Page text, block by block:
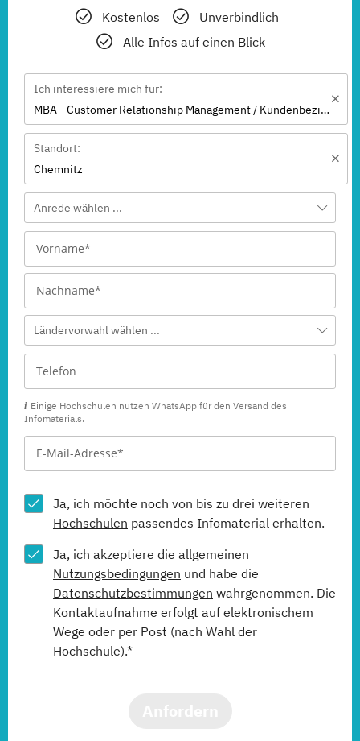
Kostenlos
Unverbindlich
Alle Infos auf einen Blick
Ich interessiere mich für:
MBA - Customer Relationship Management / Kundenbeziehungsmanagement
Standort:
Chemnitz
Anrede wählen ...
Ländervorwahl wählen ...
Einige Hochschulen nutzen WhatsApp für den Versand des
Infomaterials.
Ja, ich möchte noch von bis zu drei weiteren
Hochschulen passendes Infomaterial erhalten.
Ja, ich akzeptiere die allgemeinen
Nutzungsbedingungen und habe die
Datenschutzbestimmungen wahrgenommen. Die
Kontaktaufnahme erfolgt auf elektronischem
Wege oder per Post (nach Wahl der
Hochschule).*